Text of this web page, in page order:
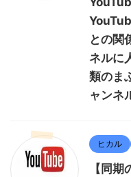
との関
ネルに
類のま
ャンネ
ヒカル
【同